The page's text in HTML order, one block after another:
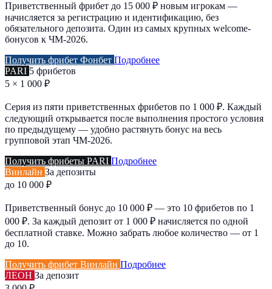
Приветственный фрибет до 15 000 ₽ новым игрокам —
начисляется за регистрацию и идентификацию, без
обязательного депозита. Один из самых крупных welcome-
бонусов к ЧМ-2026.
Получить фрибет Фонбет Подробнее
PARI 5 фрибетов
5 × 1 000 ₽
Серия из пяти приветственных фрибетов по 1 000 ₽. Каждый
следующий открывается после выполнения простого условия
по предыдущему — удобно растянуть бонус на весь
групповой этап ЧМ-2026.
Получить фрибеты PARI Подробнее
Винлайн За депозиты
до 10 000 ₽
Приветственный бонус до 10 000 ₽ — это 10 фрибетов по 1
000 ₽. За каждый депозит от 1 000 ₽ начисляется по одной
бесплатной ставке. Можно забрать любое количество — от 1
до 10.
Получить фрибет Винлайн Подробнее
ЛЕОН За депозит